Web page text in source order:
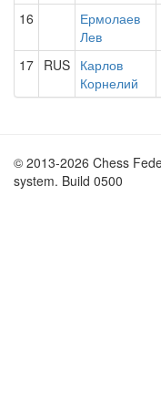
16
Ермолаев
Лев
17 RUS Карлов
Корнелий
© 2013-2026 Chess
system. Build 0500